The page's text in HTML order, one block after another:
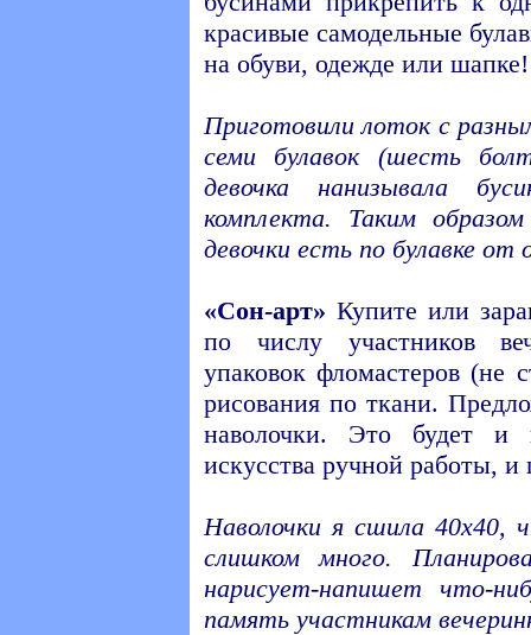
красивые самодельные
на обуви, одежде или шапке!
Приготовили лоток с
семи булавок (шесть
девочка нанизывала
комплекта. Таким
девочки есть по булавке от
«Сон-арт» Купите или
по числу участников
упаковок фломастеров (не
рисования по ткани.
наволочки. Это будет и
искусства ручной работы, и
Наволочки я сшила 40х40,
слишком много.
нарисует-напишет что-
память участникам